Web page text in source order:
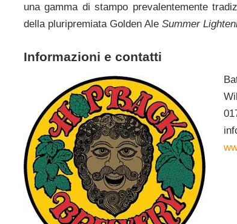
una gamma di stampo prevalentemente
della pluripremiata Golden Ale Summer
Informazioni e contatti